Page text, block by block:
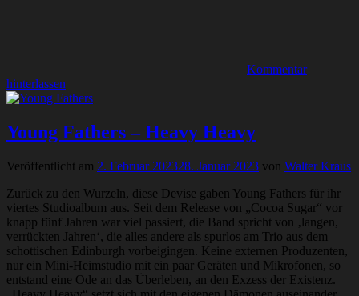
Kommentar
hinterlassen
Young Fathers – Heavy Heavy
Veröffentlicht am 2. Februar 202328. Januar 2023 von Walter Kraus
Zurück zu den Wurzeln, diese Devise gaben Young Fathers für ihr
viertes Studioalbum aus. Seit dem Release von „Cocoa Sugar“ vor
knapp fünf Jahren war viel passiert, die Band spricht von ‚langen,
verrückten Jahren‘, die alles andere als spurlos am Trio aus dem
schottischen Edinburgh vorbeigingen. Keine externen Produzenten,
nur ein Mini-Heimstudio mit ein paar Geräten und Mikrofonen, so
entstand eine Ode an das Überleben, an den Exzess der Existenz.